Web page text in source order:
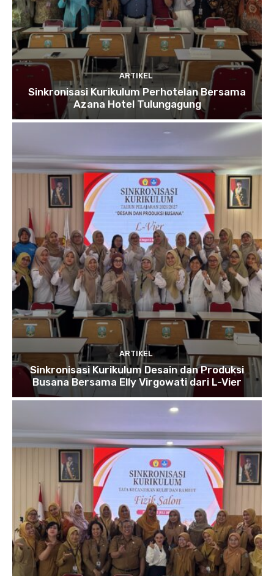
ARTIKEL
Sinkronisasi Kurikulum Perhotelan Bersama
Azana Hotel Tulungagung
ARTIKEL
Sinkronisasi Kurikulum Desain dan Produksi
Busana Bersama Elly Virgowati dari L-Vier